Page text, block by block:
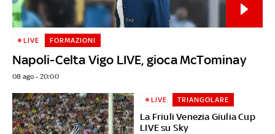
Napoli-Celta Vigo LIVE, gioca McTominay
LIVE FORMAZIONI
08 ago - 20:00
La Friuli Venezia Giulia Cup
LIVE su Sky
LIVE TRIANGOLARE